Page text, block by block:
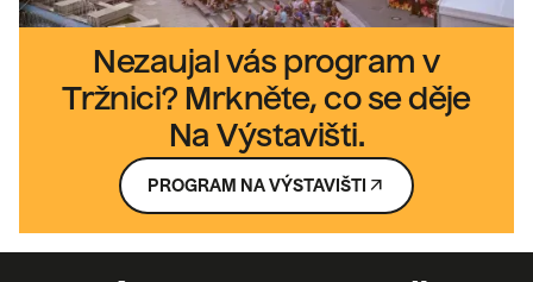
Nezaujal vás program v
Tržnici? Mrkněte, co se děje
Na Výstavišti.
PROGRAM NA VÝSTAVIŠTI ARROW_OUTWARD